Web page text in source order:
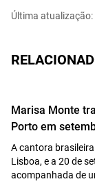
Última
Marisa Monte
Porto em
A cantora
Lisboa, e a 20 de
acompanhada de